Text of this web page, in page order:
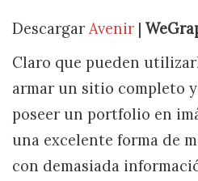
Descargar Avenir |
Claro que pueden
armar un sitio completo
poseer un portfolio en
una excelente forma de
con demasiada